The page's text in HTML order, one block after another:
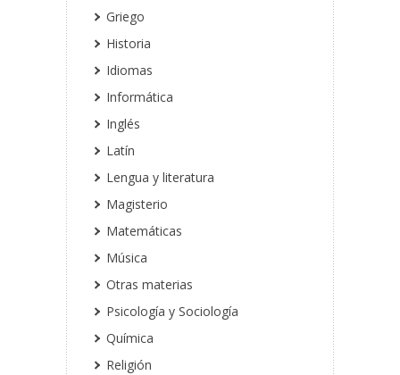
Griego
Historia
Idiomas
Informática
Inglés
Latín
Lengua y literatura
Magisterio
Matemáticas
Música
Otras materias
Psicología y Sociología
Química
Religión